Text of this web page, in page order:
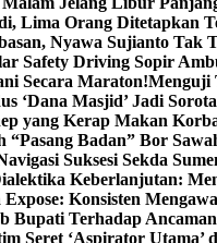
Lima Orang Ditetapkan
Nyawa Sujianto Tak
Safety Driving Sopir
Secara Maraton!Menguji
‘Dana Masjid’ Jadi
yang Kerap Makan
“Pasang Badan” Bor
Suksesi Sekda
Keberlanjutan:
Konsisten
Bupati Terhadap
Seret ‘Aspirator